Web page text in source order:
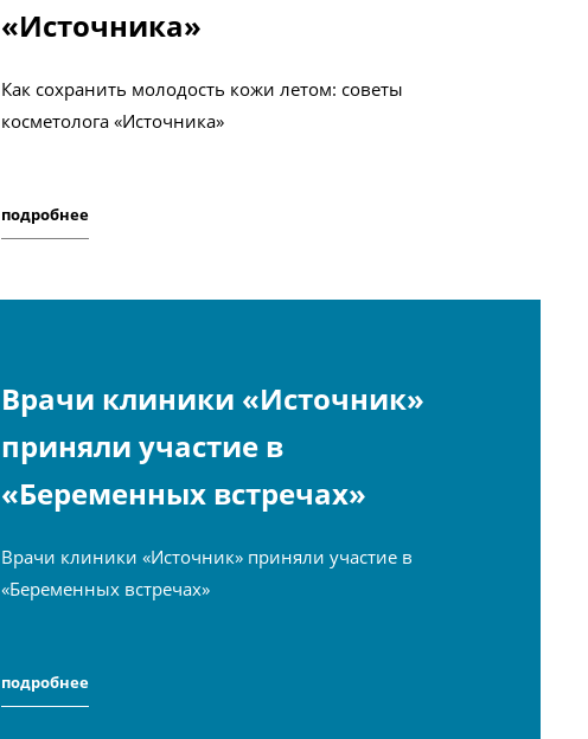
«Источника»
Как сохранить молодость кожи летом: советы
косметолога «Источника»
подробнее
Врачи клиники «Источник»
приняли участие в
«Беременных встречах»
Врачи клиники «Источник» приняли участие в
«Беременных встречах»
подробнее